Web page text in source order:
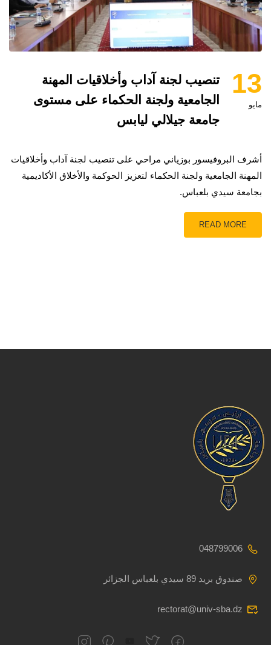
13
مايو
تنصيب لجنة آداب وأخلاقيات المهنة
الجامعية ولجنة الحكماء على مستوى
جامعة جيلالي ليابس
أشرف البروفيسور بوزياني مراحي على تنصيب لجنة آداب وأخلاقيات
المهنة الجامعية ولجنة الحكماء لتعزيز الحوكمة والأخلاق الأكاديمية
بجامعة سيدي بلعباس.
READ MORE
048799006
صندوق بريد 89 سيدي بلعباس الجزائر
rectorat@univ-sba.dz